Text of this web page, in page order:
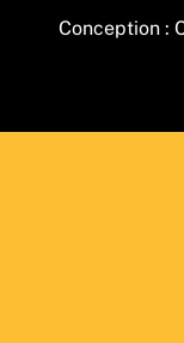
Conception :